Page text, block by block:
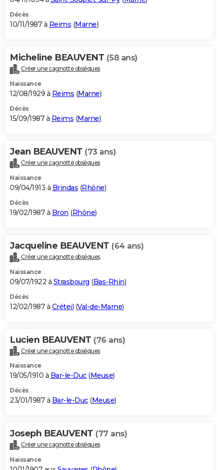
Décès
10/11/1987 à Reims (Marne)
Micheline BEAUVENT (58 ans)
Créer une cagnotte obsèques
Naissance
12/08/1929 à Reims (Marne)
Décès
15/09/1987 à Reims (Marne)
Jean BEAUVENT (73 ans)
Créer une cagnotte obsèques
Naissance
09/04/1913 à Brindas (Rhône)
Décès
19/02/1987 à Bron (Rhône)
Jacqueline BEAUVENT (64 ans)
Créer une cagnotte obsèques
Naissance
09/07/1922 à Strasbourg (Bas-Rhin)
Décès
12/02/1987 à Créteil (Val-de-Marne)
Lucien BEAUVENT (76 ans)
Créer une cagnotte obsèques
Naissance
19/05/1910 à Bar-le-Duc(Meuse)
Décès
23/01/1987 à Bar-le-Duc(Meuse)
Joseph BEAUVENT (77 ans)
Créer une cagnotte obsèques
Naissance